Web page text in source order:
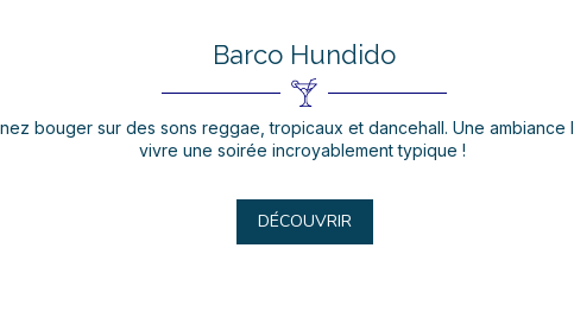
Barco Hundido
bouger sur des sons reggae, tropicaux et dancehall. Une
vivre une soirée incroyablement typique !
DÉCOUVRIR